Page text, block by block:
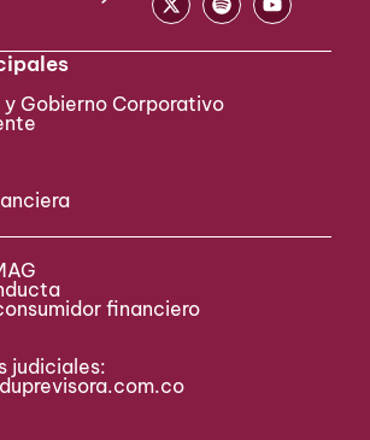
y Gobierno Corporativo
financiero
judiciales: